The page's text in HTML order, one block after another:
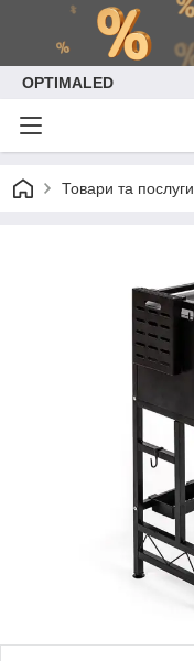
OPTIMALED
Товари та послуги